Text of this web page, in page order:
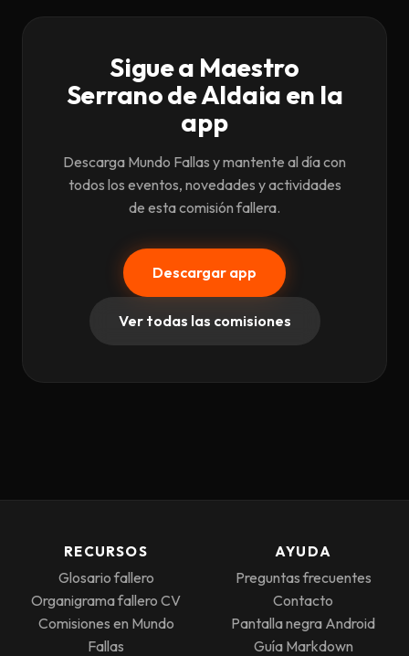
Sigue a Maestro
Serrano de Aldaia en la
app
Descarga Mundo Fallas y mantente al día con
todos los eventos, novedades y actividades
de esta comisión fallera.
Descargar app
Ver todas las comisiones
RECURSOS
Glosario fallero
Organigrama fallero CV
Comisiones en Mundo
Fallas
AYUDA
Preguntas frecuentes
Contacto
Pantalla negra Android
Guía Markdown